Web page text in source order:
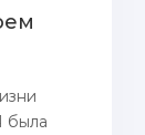
была